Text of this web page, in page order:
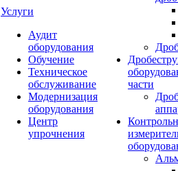
Услуги
Аудит
оборудования
Обучение
Техническое
обслуживание
Модернизация
оборудования
Центр
упрочнения
части